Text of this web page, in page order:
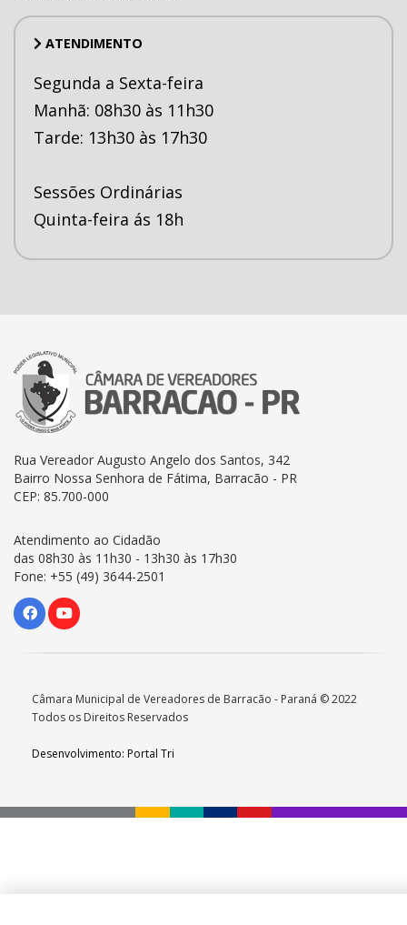
ATENDIMENTO
Segunda a Sexta-feira
Manhã: 08h30 às 11h30
Tarde: 13h30 às 17h30
Sessões Ordinárias
Quinta-feira ás 18h
Rua Vereador Augusto Angelo dos Santos, 342
Bairro Nossa Senhora de Fátima, Barracão - PR
CEP: 85.700-000
Atendimento ao Cidadão
das 08h30 às 11h30 - 13h30 às 17h30
Fone: +55 (49) 3644-2501
Câmara Municipal de Vereadores de Barracão - Paraná © 2022
Todos os Direitos Reservados
Desenvolvimento: Portal Tri